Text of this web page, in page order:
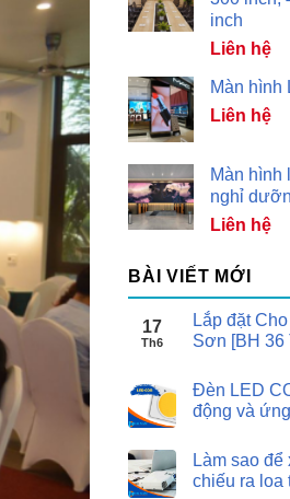
inch
Liên hệ
Màn hình
Liên hệ
Màn hình
nghỉ
Liên hệ
BÀI VIẾT MỚI
17
Th6
Lắp đặt
Sơn [BH 36
Đèn LED
động và
Làm sao
chiếu ra loa